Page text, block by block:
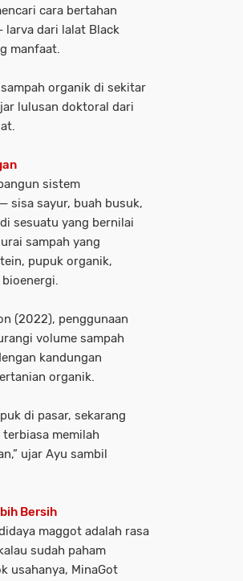
cara bertahan
larva dari lalat Black
manfaat.
organik di sekitar
lulusan doktoral dari
sistem
sisa sayur, buah busuk,
sesuatu yang bernilai
sampah yang
pupuk organik,
(2022), penggunaan
volume sampah
kandungan
organik.
di pasar, sekarang
memilah
ujar Ayu sambil
Bersih
maggot adalah rasa
sudah paham
usahanya, MinaGot